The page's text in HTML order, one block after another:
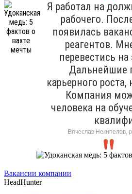
Я работал на
рабочего.
появилась
реагентов.
перевестись
Дальнейшие
карьерного
Компания
человека на
Вячеслав Некипелов,
Вакансии компании
HeadHunter